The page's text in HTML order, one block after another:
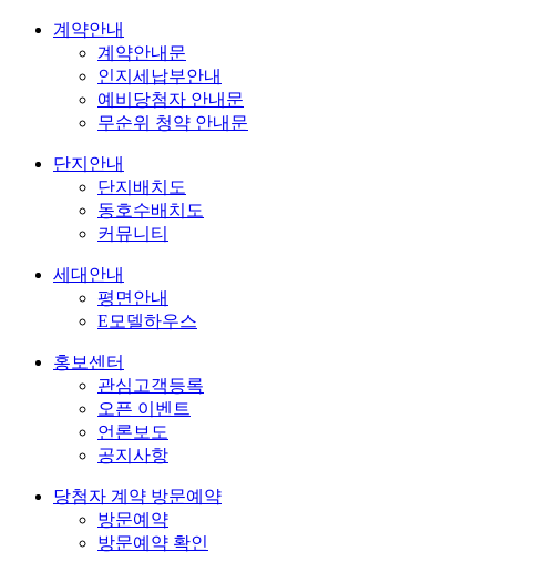
계약안내
계약안내문
인지세납부안내
예비당첨자 안내문
무순위 청약 안내문
단지안내
단지배치도
동호수배치도
커뮤니티
세대안내
평면안내
E모델하우스
홍보센터
관심고객등록
오픈 이벤트
언론보도
공지사항
당첨자 계약 방문예약
방문예약
방문예약 확인